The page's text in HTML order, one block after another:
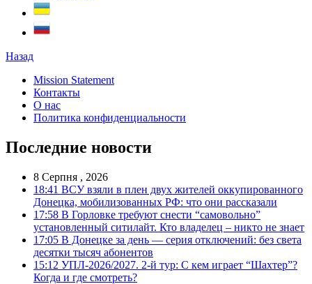
Назад
Mission Statement
Контакты
О нас
Политика конфиденциальности
Последние новости
8 Серпня , 2026
18:41 ВСУ взяли в плен двух жителей оккупированного
Донецка, мобилизованных РФ: что они рассказали
17:58 В Горловке требуют снести “самовольно”
установленный ситилайт. Кто владелец – никто не знает
17:05 В Донецке за день — серия отключений: без света
десятки тысяч абонентов
15:12 УПЛ-2026/2027. 2-й тур: С кем играет “Шахтер”?
Когда и где смотреть?